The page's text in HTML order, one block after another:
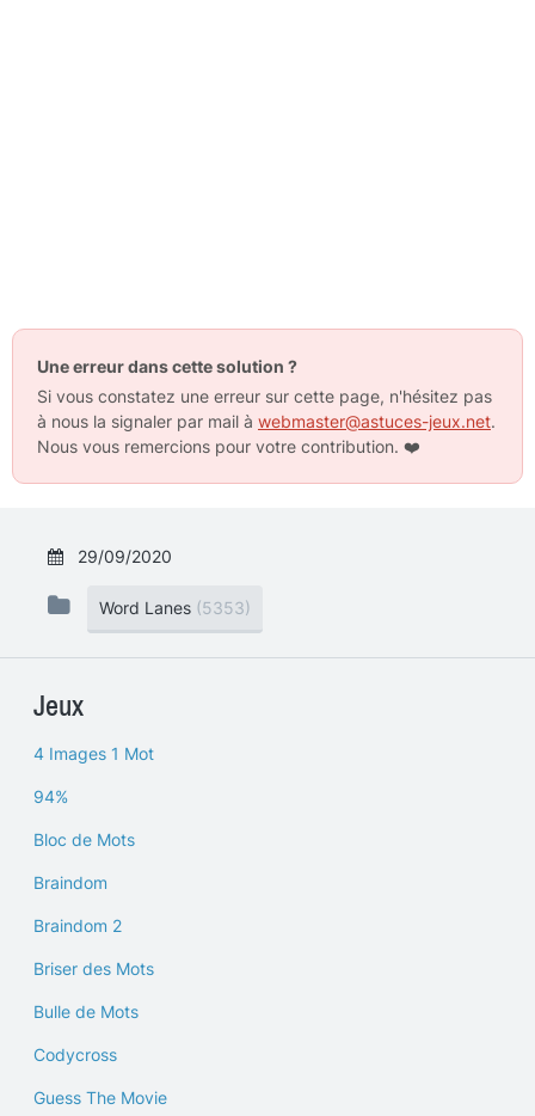
Une erreur dans cette solution ?
Si vous constatez une erreur sur cette page, n'hésitez pas
à nous la signaler par mail à webmaster@astuces-jeux.net.
Nous vous remercions pour votre contribution. ❤️
29/09/2020
Word Lanes (5353)
Jeux
4 Images 1 Mot
94%
Bloc de Mots
Braindom
Braindom 2
Briser des Mots
Bulle de Mots
Codycross
Guess The Movie